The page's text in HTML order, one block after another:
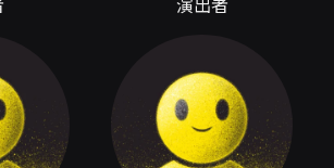
號弦樂五重奏，作品十八
No. 1 in A Major, Op. 18
號弦樂五重奏，作品八十七
演出者